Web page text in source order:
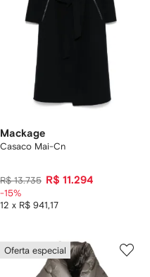
Mackage
Casaco Mai-Cn
R$ 13.735 R$ 11.294
12 x R$ 941,17
-15%
Oferta especial